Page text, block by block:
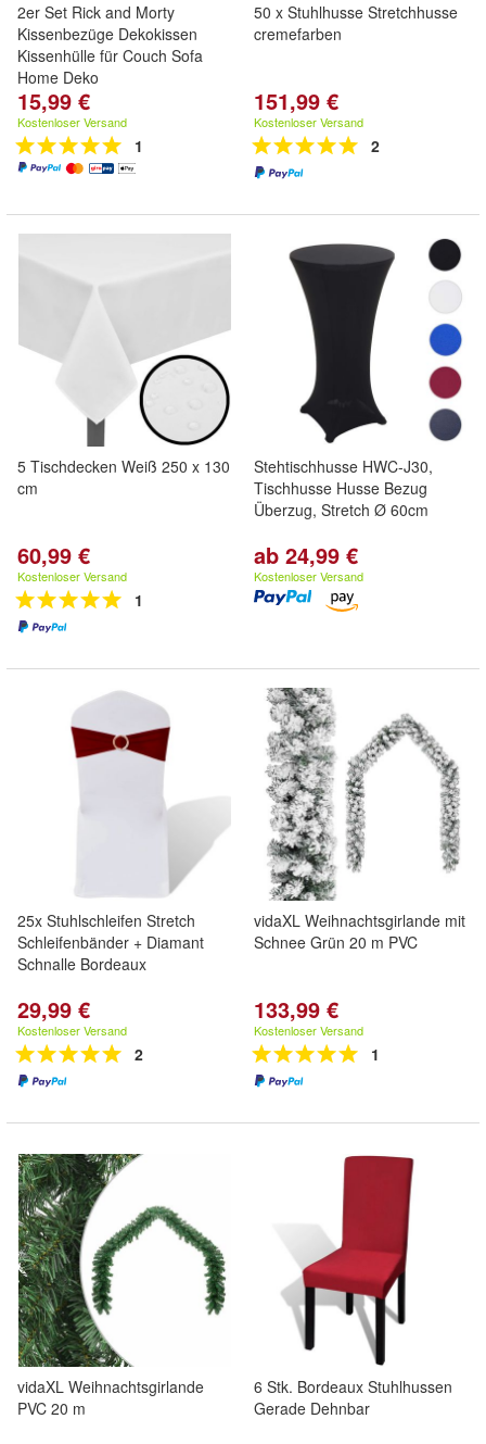
2er Set Rick and Morty
Kissenbezüge Dekokissen
Kissenhülle für Couch Sofa
Home Deko
15,99 €
Kostenloser Versand
1
50 x Stuhlhusse Stretchhusse
cremefarben
151,99 €
Kostenloser Versand
2
5 Tischdecken Weiß 250 x 130
cm
60,99 €
Kostenloser Versand
1
Stehtischhusse HWC-J30,
Tischhusse Husse Bezug
Überzug, Stretch Ø 60cm
ab 24,99 €
Kostenloser Versand
25x Stuhlschleifen Stretch
Schleifenbänder + Diamant
Schnalle Bordeaux
29,99 €
Kostenloser Versand
2
vidaXL Weihnachtsgirlande mit
Schnee Grün 20 m PVC
133,99 €
Kostenloser Versand
1
vidaXL Weihnachtsgirlande
PVC 20 m
6 Stk. Bordeaux Stuhlhussen
Gerade Dehnbar